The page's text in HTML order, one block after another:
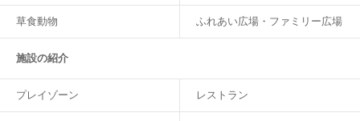
草食動物 ふれあい広場・ファミリー広場
施設の紹介
プレイゾーン レストラン